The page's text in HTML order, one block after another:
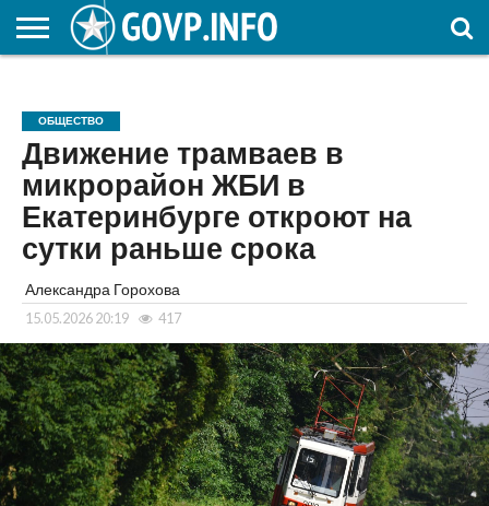
ОБРАЗОВАНИЕ
ОБЩЕСТВО
Движение трамваев в
микрорайон ЖБИ в
Екатеринбурге откроют на
сутки раньше срока
Александра Горохова
15.05.2026 20:19 417